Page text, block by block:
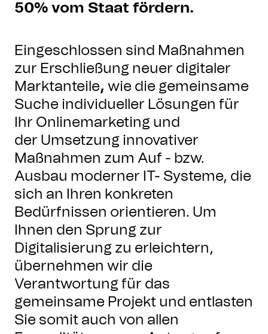
50% vom Staat fördern.
Eingeschlossen sind Maßnahmen
zur Erschließung neuer digitaler
Marktanteile, wie die gemeinsame
Suche individueller Lösungen für
Ihr Onlinemarketing und
der Umsetzung innovativer
Maßnahmen zum Auf - bzw.
Ausbau moderner IT- Systeme, die
sich an Ihren konkreten
Bedürfnissen orientieren. Um
Ihnen den Sprung zur
Digitalisierung zu erleichtern,
übernehmen wir die
Verantwortung für das
gemeinsame Projekt und entlasten
Sie somit auch von allen